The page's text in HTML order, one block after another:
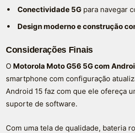
Conectividade 5G para navegar
Design moderno e construção
Considerações Finais
O Motorola Moto G56 5G com
smartphone com configuração
Android 15 faz com que ele ofereça
suporte de software.
Com uma tela de qualidade, bateria